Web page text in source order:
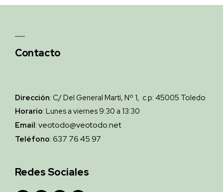
Contacto
Dirección: C/ Del General Martí, Nº 1, c.p: 45005 Toledo
Horario: Lunes a viernes 9:30 a 13:30
Email: veotodo@veotodo.net
Teléfono: 637 76 45 97
Redes Sociales